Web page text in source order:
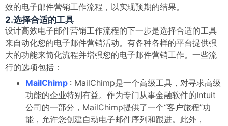
效的电子邮件营销工作流程，以实现预期的结果。
2.选择合适的工具
设计高效电子邮件营销工作流程的下一步是选择合适的工具
来自动化您的电子邮件营销活动。有各种各样的平台提供强
大的功能来简化流程并增强您的电子邮件营销工作。一些流
行的选项包括：
MailChimp : MailChimp是一个高级工具，对寻求高级
功能的企业特别有益。作为专门从事金融软件的Intuit
公司的一部分，MailChimp提供了一个“客户旅程”功
能，允许您创建自动电子邮件序列和跟进。此外，